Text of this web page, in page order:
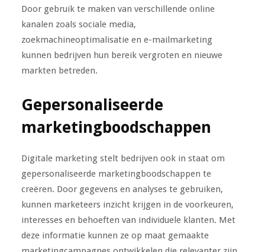
Door gebruik te maken van verschillende online
kanalen zoals sociale media,
zoekmachineoptimalisatie en e-mailmarketing
kunnen bedrijven hun bereik vergroten en nieuwe
markten betreden.
Gepersonaliseerde
marketingboodschappen
Digitale marketing stelt bedrijven ook in staat om
gepersonaliseerde marketingboodschappen te
creëren. Door gegevens en analyses te gebruiken,
kunnen marketeers inzicht krijgen in de voorkeuren,
interesses en behoeften van individuele klanten. Met
deze informatie kunnen ze op maat gemaakte